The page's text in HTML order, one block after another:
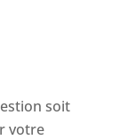
soit
votre